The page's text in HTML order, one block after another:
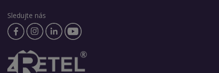
Sledujte nás